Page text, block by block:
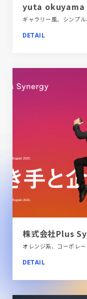
yuta okuyama
DETAIL
DETAIL